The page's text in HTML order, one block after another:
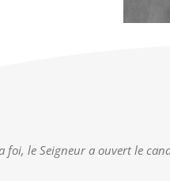
foi, le Seigneur a ouvert le